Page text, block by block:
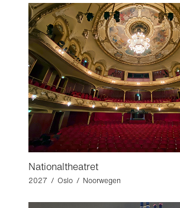
Nationaltheatret
2027 / Oslo / Noorwegen